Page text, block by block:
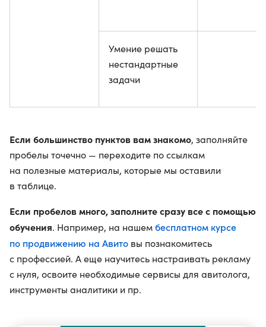
Умение решать
нестандартные
задачи
Если большинство пунктов вам знакомо, заполняйте
пробелы точечно — переходите по ссылкам
на полезные материалы, которые мы оставили
в таблице.
Если пробелов много, заполните сразу все с помощью
обучения. Например, на нашем бесплатном курсе
по продвижению на Авито вы познакомитесь
с профессией. А еще научитесь настраивать рекламу
с нуля, освоите необходимые сервисы для авитолога,
инструменты аналитики и пр.